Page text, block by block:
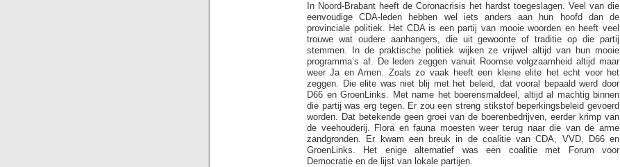
In Noord-Brabant heeft de Coronacrisis het hardst toegeslagen. Veel van die
eenvoudige CDA-leden hebben wel iets anders aan hun hoofd dan de
provinciale politiek. Het CDA is een partij van mooie woorden en heeft veel
trouwe wat oudere aanhangers, die uit gewoonte of traditie op die partij
stemmen. In de praktische politiek wijken ze vrijwel altijd van hun mooie
programma’s af. De leden zeggen vanuit Roomse volgzaamheid altijd maar
weer Ja en Amen. Zoals zo vaak heeft een kleine elite het echt voor het
zeggen. Die elite was niet blij met het beleid, dat vooral bepaald werd door
D66 en GroenLinks. Met name het boerensmaldeel, altijd al machtig binnen
die partij was erg tegen. Er zou een streng stikstof beperkingsbeleid gevoerd
worden. Dat betekende geen groei van de boerenbedrijven, eerder krimp van
de veehouderij. Flora en fauna moesten weer terug naar die van de arme
zandgronden. Er kwam een breuk in de coalitie van CDA, VVD, D66 en
GroenLinks. Het enige alternatief was een coalitie met Forum voor
Democratie en de lijst van lokale partijen.